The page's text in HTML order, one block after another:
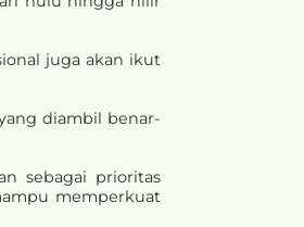
juga akan ikut
diambil benar-
sebagai prioritas
memperkuat